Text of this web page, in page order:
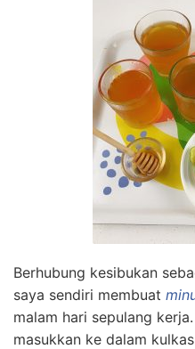
Berhubung kesibukan
saya sendiri membuat
malam hari sepulang
masukkan ke dalam